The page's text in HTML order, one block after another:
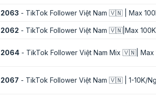
2063 - TikTok Follower Việt Nam 🇻🇳 | Max
2062 - TikTok Follower Việt Nam 🇻🇳|Max
2064 - TikTok Follower Việt Nam Mix 🇻🇳| Max
2067 - TikTok Follower Việt Nam 🇻🇳 | 1-10K/